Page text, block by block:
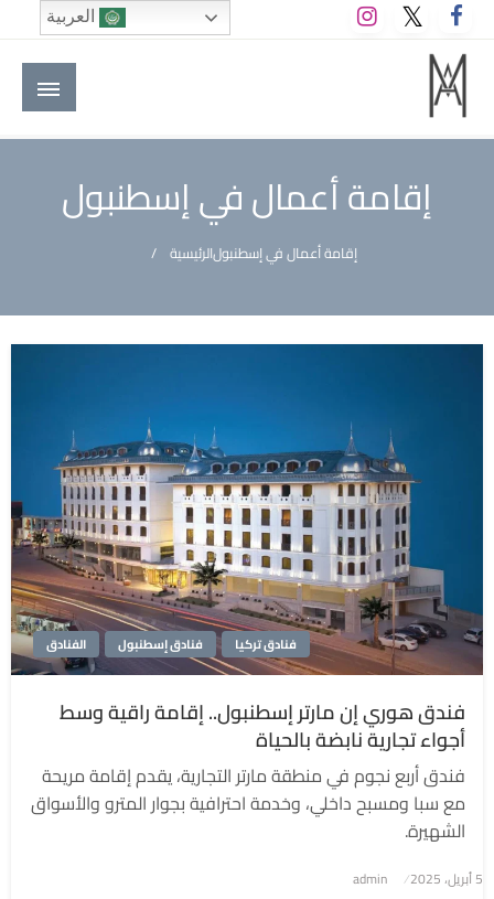
التخطي
إلى
المحتوى
M A hotels | إم ايه هوتيلز
الموقع الأول للعاملين في الفنادق في العالم العربي
إقامة أعمال في إسطنبول
الرئيسيةإقامة أعمال في إسطنبول
الفنادق فنادق إسطنبول فنادق تركيا
فندق هوري إن مارتر إسطنبول.. إقامة راقية وسط
أجواء تجارية نابضة بالحياة
فندق أربع نجوم في منطقة مارتر التجارية، يقدم إقامة مريحة
مع سبا ومسبح داخلي، وخدمة احترافية بجوار المترو والأسواق
الشهيرة.
نُشر
5 أبريل، 2025 admin
العربية